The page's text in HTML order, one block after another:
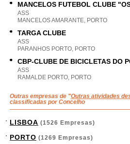
MANCELOS FUTEBOL CLUBE
ASS
MANCELOS AMARANTE, PORTO
TARGA CLUBE
ASS
PARANHOS PORTO, PORTO
CBP-CLUBE DE BICICLETAS DO
ASS
RAMALDE PORTO, PORTO
Outras empresas de "Outras atividades
classificadas por Concelho
LISBOA (1526 Empresas)
PORTO (1269 Empresas)